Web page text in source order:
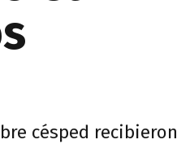
césped recibieron